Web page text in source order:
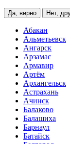
Да, верно Нет,
Абакан
Альметьевск
Ангарск
Арзамас
Армавир
Артём
Архангельск
Астрахань
Ачинск
Балаково
Балашиха
Барнаул
Батайск